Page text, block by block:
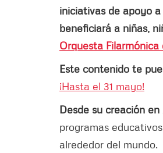
iniciativas de apoyo
beneficiará a niñas,
Orquesta
Este contenido te
¡Hasta el 31 mayo!
Desde su creación
programas
alrededor del mundo.